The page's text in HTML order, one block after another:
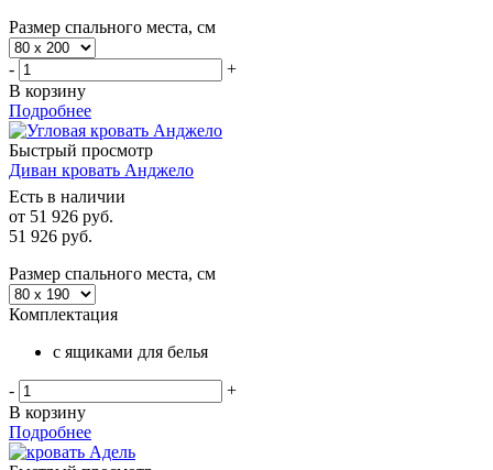
Размер спального места, см
-
+
В корзину
Подробнее
Быстрый просмотр
Диван кровать Анджело
Есть в наличии
от 51 926 руб.
51 926 руб.
Размер спального места, см
Комплектация
с ящиками для белья
-
+
В корзину
Подробнее